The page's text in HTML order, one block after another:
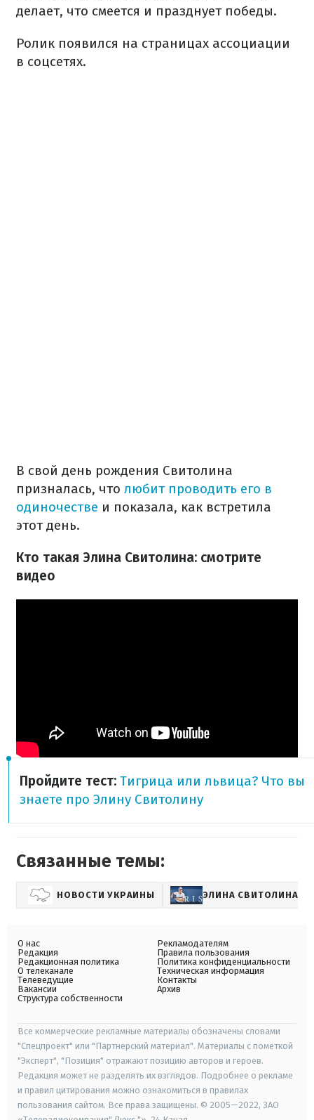
делает, что смеется и празднует победы.
Ролик появился на страницах ассоциации
в соцсетях.
В свой день рождения Свитолина
призналась, что любит проводить его в
одиночестве и показала, как встретила
этот день.
Кто такая Элина Свитолина: смотрите
видео
Пройдите тест: Тигрица или львица? Что вы
знаете про Элину Свитолину
Связанные темы:
НОВОСТИ УКРАИНЫ ЭЛИНА СВИТОЛИНА
О нас
Редакция
Редакционная политика
О телеканале
Телеведущие
Вакансии
Структура собственности
Рекламодателям
Правила пользования
Политика конфиденциальности
Техническая информация
Контакты
Архив
Все коммерческие рекламные материалы обозначены словами
"Спецпроект" или "Партнерский материал". Материалы с пометкой
"Эксперт", "Позиция" отражают позицию авторов и героев.
Редакция может не разделять их взглядов. Подробнее о рекламе
и правил цитирования можно ознакомиться в правилах
пользования сайтом. Все права защищены. © 2005—2022, ЗАО